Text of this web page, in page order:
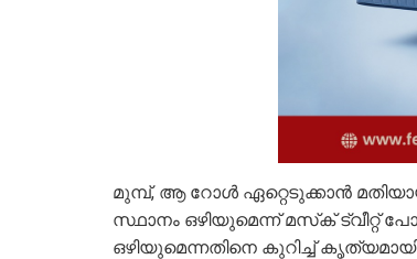
മുമ്പ്, ആ റോൾ ഏറ്റെടുക്കാൻ
സ്ഥാനം ഒഴിയുമെന്ന് മസ്‌ക് ട്വീറ്റ്
ഒഴിയുമെന്നതിനെ കുറിച്ച്